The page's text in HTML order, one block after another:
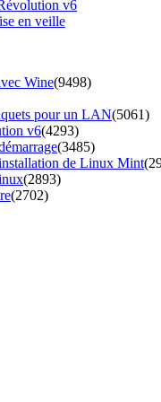
v6
en veille
Wine(9498)
pour un LAN(5061)
v6(4293)
(3485)
de Linux Mint
(2893)
(2702)